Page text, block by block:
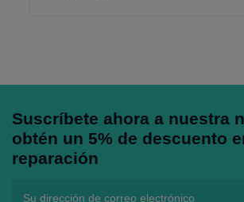
Suscríbete ahora a nuestra
obtén un 5% de descuento
reparación